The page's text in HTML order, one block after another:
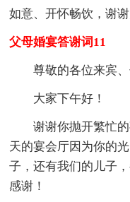
如意、开怀畅饮，谢谢
父母婚宴答谢词11
尊敬的各位来宾
大家下午好！
谢谢你抛开繁忙
天的宴会厅因为你的
子，还有我们的儿子
感谢！